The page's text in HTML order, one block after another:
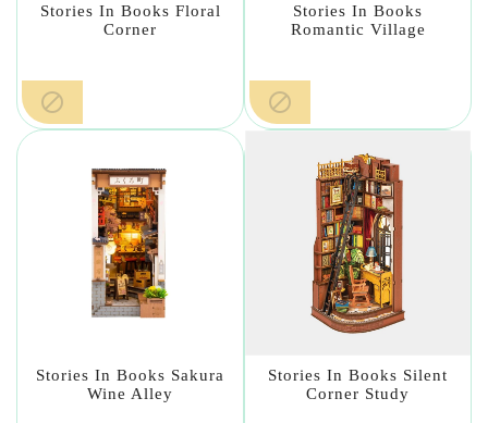
Stories In Books Floral
Corner

Stories In Books
Romantic Village

Stories In Books Sakura
Wine Alley
Stories In Books Silent
Corner Study